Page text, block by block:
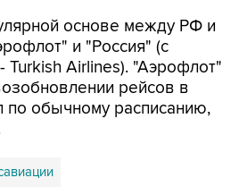
основе между РФ и
и "Россия" (с
Turkish Airlines). "Аэрофлот"
рейсов в
по обычному расписанию,